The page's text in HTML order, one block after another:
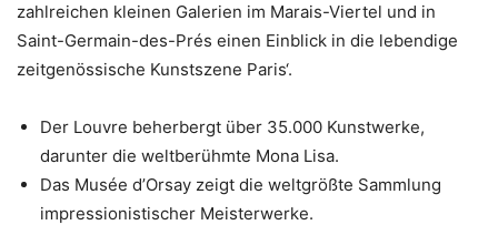
zahlreichen kleinen Galerien im Marais-Viertel und in
Saint-Germain-des-Prés einen Einblick in die lebendige
zeitgenössische Kunstszene Paris‘.
Der Louvre beherbergt über 35.000 Kunstwerke,
darunter die weltberühmte Mona Lisa.
Das Musée d’Orsay zeigt die weltgrößte Sammlung
impressionistischer Meisterwerke.